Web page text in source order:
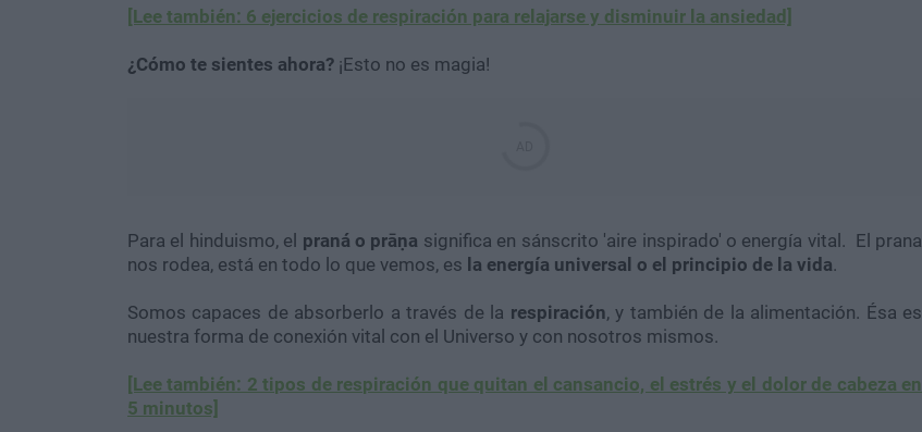
[Lee también: 6 ejercicios de respiración para relajarse y disminuir la ansiedad]
¿Cómo te sientes ahora? ¡Esto no es magia!
Para el hinduismo, el praná o prāṇa significa en sánscrito 'aire inspirado' o energía vital. El prana
nos rodea, está en todo lo que vemos, es la energía universal o el principio de la vida.
Somos capaces de absorberlo a través de la respiración, y también de la alimentación. Ésa es
nuestra forma de conexión vital con el Universo y con nosotros mismos.
[Lee también: 2 tipos de respiración que quitan el cansancio, el estrés y el dolor de cabeza en
5 minutos]